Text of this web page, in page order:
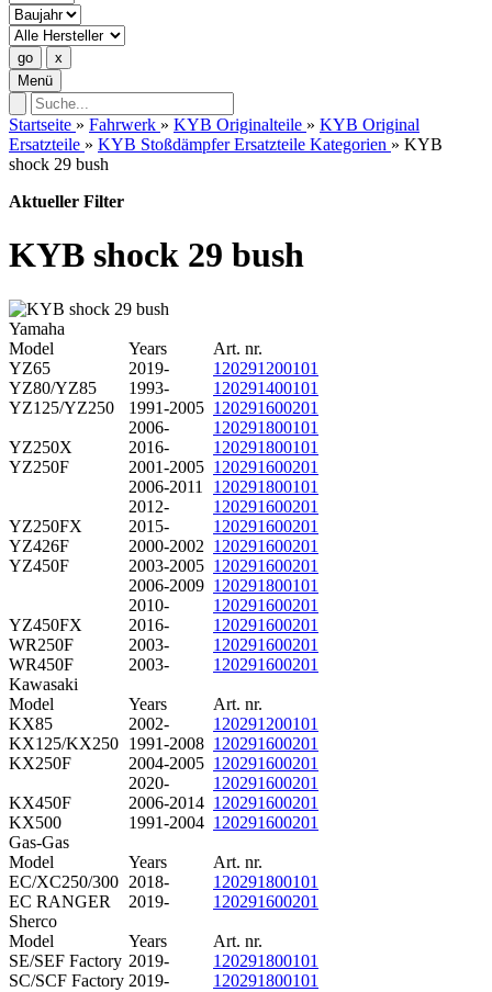
Menü
Startseite » Fahrwerk » KYB Originalteile » KYB Original
Ersatzteile » KYB Stoßdämpfer Ersatzteile Kategorien » KYB
shock 29 bush
Aktueller Filter
KYB shock 29 bush
Yamaha
Model
Years
Art. nr.
YZ65
2019-
120291200101
YZ80/YZ85
1993-
120291400101
YZ125/YZ250
1991-2005 120291600201
2006-
120291800101
YZ250X
2016-
120291800101
YZ250F
2001-2005 120291600201
2006-2011
120291800101
2012-
120291600201
YZ250FX
2015-
120291600201
YZ426F
2000-2002 120291600201
YZ450F
2003-2005 120291600201
2006-2009 120291800101
2010-
120291600201
YZ450FX
2016-
120291600201
WR250F
2003-
120291600201
WR450F
2003-
120291600201
Kawasaki
Model
Years
Art. nr.
KX85
2002-
120291200101
KX125/KX250 1991-2008 120291600201
KX250F
2004-2005 120291600201
2020-
120291600201
KX450F
2006-2014 120291600201
KX500
1991-2004 120291600201
Gas-Gas
Model
Years
Art. nr.
EC/XC250/300 2018-
120291800101
EC RANGER
2019-
120291600201
Sherco
Model
Years
Art. nr.
SE/SEF Factory 2019-
120291800101
SC/SCF Factory 2019-
120291800101